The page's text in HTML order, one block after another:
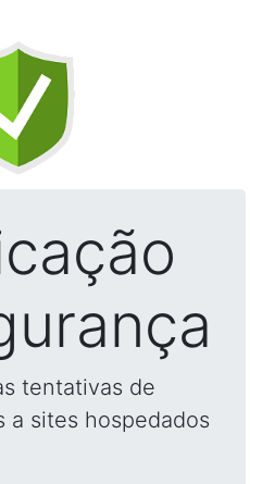
tentativas de
a sites hospedados